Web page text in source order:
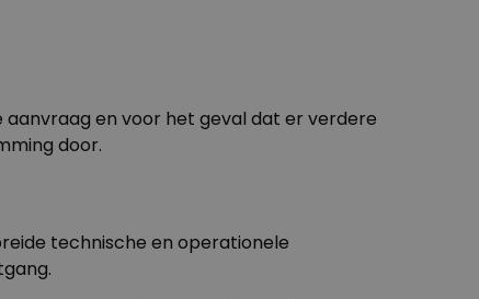
aanvraag en voor het geval dat er verdere
door.
technische en operationele